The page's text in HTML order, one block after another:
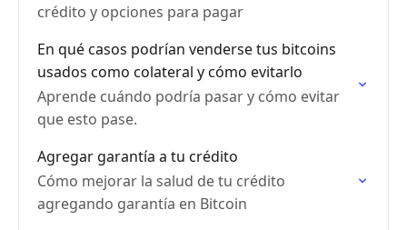
crédito y opciones para pagar
En qué casos podrían venderse tus bitcoins
usados como colateral y cómo evitarlo
Aprende cuándo podría pasar y cómo evitar
que esto pase.
Agregar garantía a tu crédito
Cómo mejorar la salud de tu crédito
agregando garantía en Bitcoin